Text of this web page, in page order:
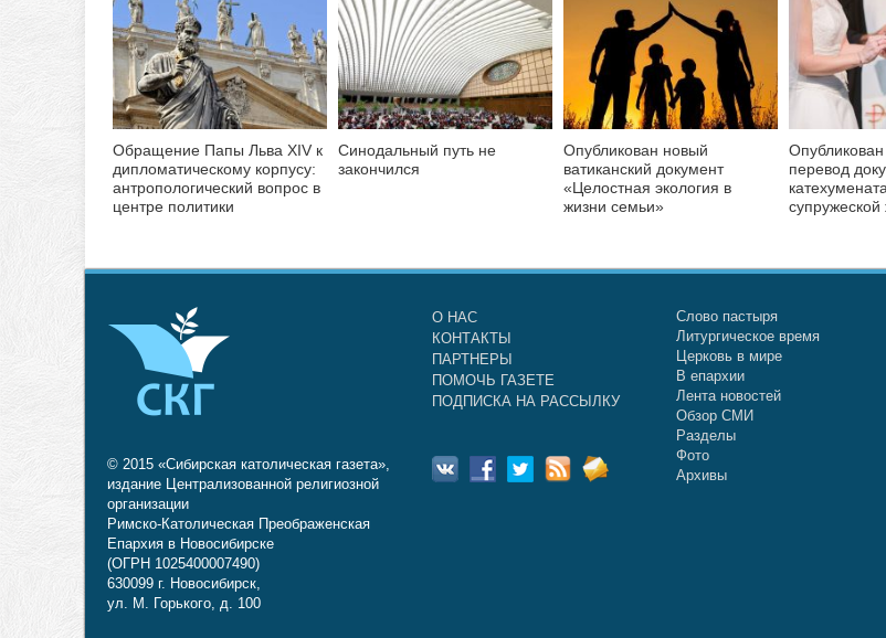
Обращение Папы Льва XIV к
дипломатическому корпусу:
антропологический вопрос в
центре политики
Синодальный путь не
закончился
Опубликован новый
ватиканский документ
«Целостная экология в
жизни семьи»
Опубликован
перевод
супружеской
© 2015 «Сибирская католическая газета»,
издание Централизованной религиозной
организации
Римско-Католическая Преображенская
Епархия в Новосибирске
(ОГРН 1025400007490)
630099 г. Новосибирск,
ул. М. Горького, д. 100
О НАС
КОНТАКТЫ
ПАРТНЕРЫ
ПОМОЧЬ ГАЗЕТЕ
ПОДПИСКА НА РАССЫЛКУ
Слово пастыря
Литургическое время
Церковь в мире
В епархии
Лента новостей
Обзор СМИ
Разделы
Фото
Архивы